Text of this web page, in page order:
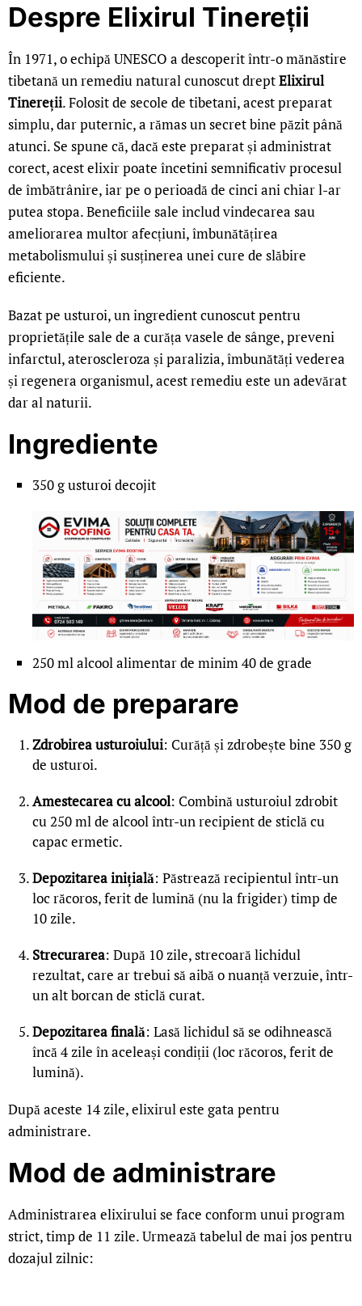
Despre Elixirul Tinereții
În 1971, o echipă UNESCO a descoperit într-o mănăstire
tibetană un remediu natural cunoscut dreptElixirul
Tinereții. Folosit de secole de tibetani, acest preparat
simplu, dar puternic, a rămas un secret bine păzit până
atunci. Se spune că, dacă este preparat și administrat
corect, acest elixir poate încetini semnificativ procesul
de îmbătrânire, iar pe o perioadă de cinci ani chiar l-ar
putea stopa. Beneficiile sale includ vindecarea sau
ameliorarea multor afecțiuni, îmbunătățirea
metabolismului și susținerea unei cure de slăbire
eficiente.
Bazat pe usturoi, un ingredient cunoscut pentru
proprietățile sale de a curăța vasele de sânge, preveni
infarctul, ateroscleroza și paralizia, îmbunătăți vederea
și regenera organismul, acest remediu este un adevărat
dar al naturii.
Ingrediente
350 g usturoi decojit
250 ml alcool alimentar de minim 40 de grade
Mod de preparare
Zdrobirea usturoiului: Curăță și zdrobește bine 350 g
de usturoi.
Amestecarea cu alcool: Combină usturoiul zdrobit
cu 250 ml de alcool într-un recipient de sticlă cu
capac ermetic.
Depozitarea inițială: Păstrează recipientul într-un
loc răcoros, ferit de lumină (nu la frigider) timp de
10 zile.
Strecurarea: După 10 zile, strecoară lichidul
rezultat, care ar trebui să aibă o nuanță verzuie, într-
un alt borcan de sticlă curat.
Depozitarea finală: Lasă lichidul să se odihnească
încă 4 zile în aceleași condiții (loc răcoros, ferit de
lumină).
După aceste 14 zile, elixirul este gata pentru
administrare.
Mod de administrare
Administrarea elixirului se face conform unui program
strict, timp de 11 zile. Urmează tabelul de mai jos pentru
dozajul zilnic: